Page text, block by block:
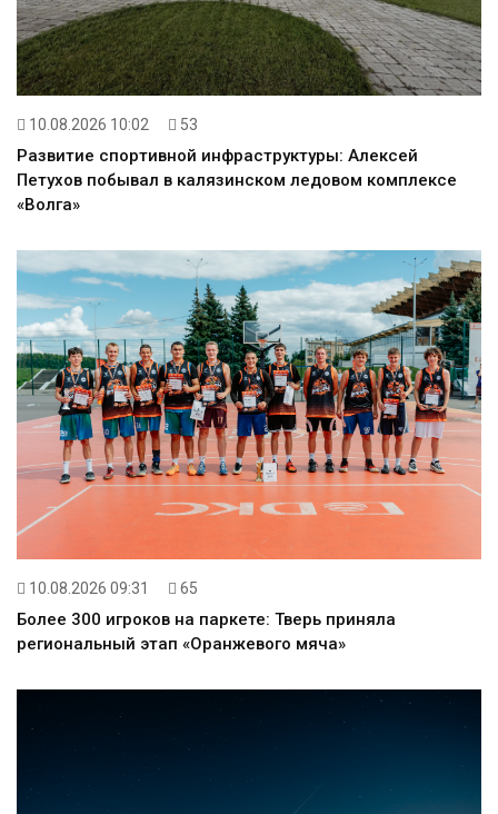
10.08.2026 10:02 53
Развитие спортивной инфраструктуры: Алексей
Петухов побывал в калязинском ледовом комплексе
«Волга»
10.08.2026 09:31 65
Более 300 игроков на паркете: Тверь приняла
региональный этап «Оранжевого мяча»